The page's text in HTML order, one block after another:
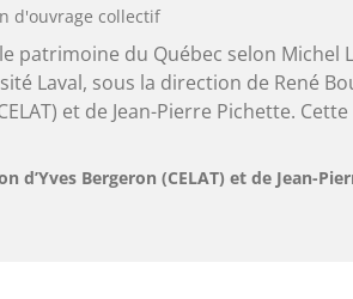
d'ouvrage collectif
le patrimoine du Québec selon Michel
Laval, sous la direction de René
et de Jean-Pierre Pichette.
d’Yves Bergeron (CELAT) et de Jean-